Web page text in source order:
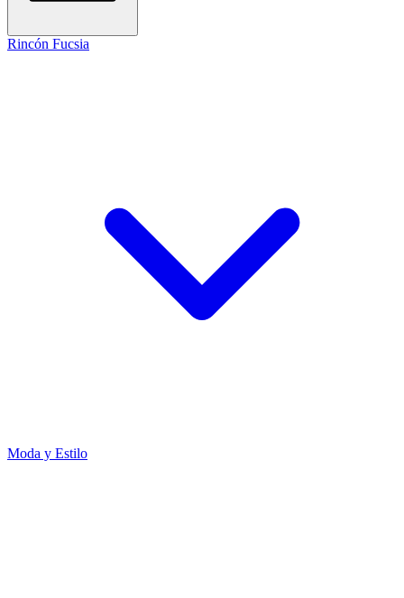
Rincón Fucsia
Moda y Estilo